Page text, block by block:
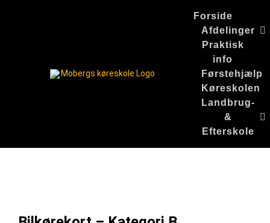
Forside
Afdelinger
Praktisk
info
Førstehjælp
Køreskolen
Landbrug-
&
Efterskole